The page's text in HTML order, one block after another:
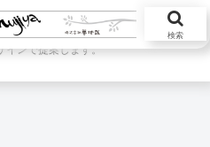
に欲しい服を自然素材中心に自然体を
インで提案します。
検索